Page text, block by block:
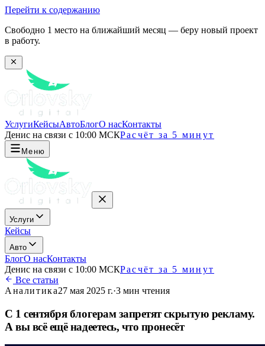
Перейти к содержанию
Свободно 1 место на ближайший месяц — беру новый проект
в работу.
УслугиКейсыАвтоБлогО насКонтакты
Денис на связи с 10:00 МСКРасчёт за 5 минут
Меню
Услуги
Кейсы
Авто
БлогО насКонтакты
Денис на связи с 10:00 МСКРасчёт за 5 минут
Все статьи
Аналитика27 мая 2025 г.·3 мин чтения
С 1 сентября блогерам запретят скрытую рекламу.
А вы всё ещё надеетесь, что пронесёт